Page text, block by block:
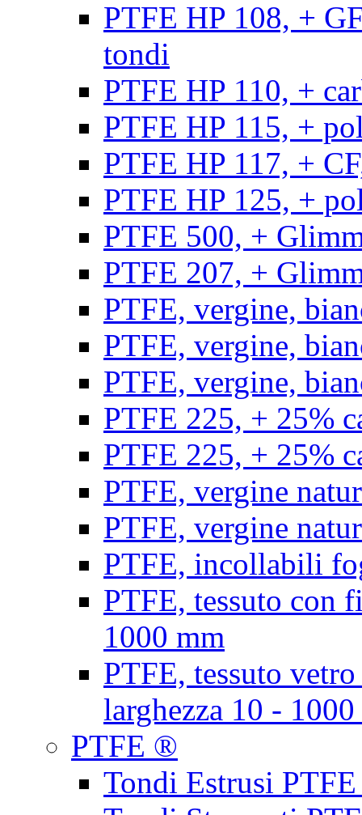
PTFE HP 108, +
tondi
PTFE HP 110, +
PTFE HP 115, +
PTFE HP 117, +
PTFE HP 125, +
PTFE 500, +
PTFE 207, +
PTFE, vergine,
PTFE, vergine,
PTFE, vergine,
PTFE 225, + 25%
PTFE 225, + 25%
PTFE, vergine
PTFE, vergine
PTFE, incollabili
PTFE, tessuto con
1000 mm
PTFE, tessuto
larghezza 10 -
PTFE ®
Tondi Estrusi